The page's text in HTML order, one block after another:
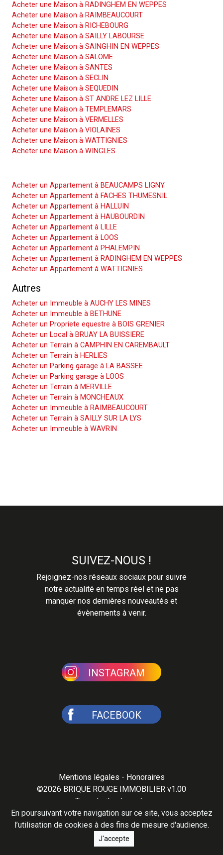
En poursuivant votre navigation sur ce site, vous acceptez
l’utilisation de cookies à des fins de mesure d'audience.
J'accepte
Acheter une Maison à RADINGHEM EN WEPPES
Acheter une Maison à RAIMBEAUCOURT
Acheter une Maison à RICHEBOURG
Acheter une Maison à SAILLY LABOURSE
Acheter une Maison à SAINGHIN EN WEPPES
Acheter une Maison à SALOME
Acheter une Maison à SANTES
Acheter une Maison à SECLIN
Acheter une Maison à SEQUEDIN
Acheter une Maison à ST ANDRE LEZ LILLE
Acheter une Maison à TEMPLEMARS
Acheter une Maison à VERMELLES
Acheter une Maison à VIOLAINES
Acheter une Maison à WATTIGNIES
Acheter une Maison à WINGLES
Acheter un Appartement à BEAUCAMPS LIGNY
Acheter un Appartement à FACHES THUMESNIL
Acheter un Appartement à HALLUIN
Acheter un Appartement à HAUBOURDIN
Acheter un Appartement à LILLE
Acheter un Appartement à LOOS
Acheter un Appartement à PHALEMPIN
Acheter un Appartement à RADINGHEM EN WEPPES
Acheter un Appartement à WATTIGNIES
Autres
Acheter un Immeuble à AUCHY LES MINES
Acheter un Immeuble à BETHUNE
Acheter un Propriete equestre à BOIS GRENIER
Acheter un Local à BRUAY LA BUISSIERE
Acheter un Terrain à CAMPHIN EN CAREMBAULT
Acheter un Terrain à HERLIES
Acheter un Parking garage à LA BASSEE
Acheter un Parking garage à LOOS
Acheter un Terrain à MERVILLE
Acheter un Terrain à MONCHEAUX
Acheter un Immeuble à RAIMBEAUCOURT
Acheter un Terrain à SAILLY SUR LA LYS
Acheter un Immeuble à WAVRIN
SUIVEZ-NOUS !
Rejoignez-nos réseaux sociaux pour suivre
notre actualité en temps réel et ne pas
manquer nos dernières nouveautés et
évènements à venir.
INSTAGRAM
FACEBOOK
Mentions légales - Honoraires
©2026 BRIQUE ROUGE IMMOBILIER v1.00
Tous droits réservés